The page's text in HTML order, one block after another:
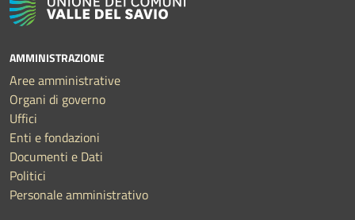
AMMINISTRAZIONE
Aree amministrative
Organi di governo
Uffici
Enti e fondazioni
Documenti e Dati
Politici
Personale amministrativo